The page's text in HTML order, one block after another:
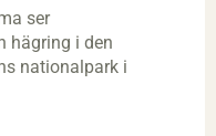
ser
hägring i den
nationalpark i